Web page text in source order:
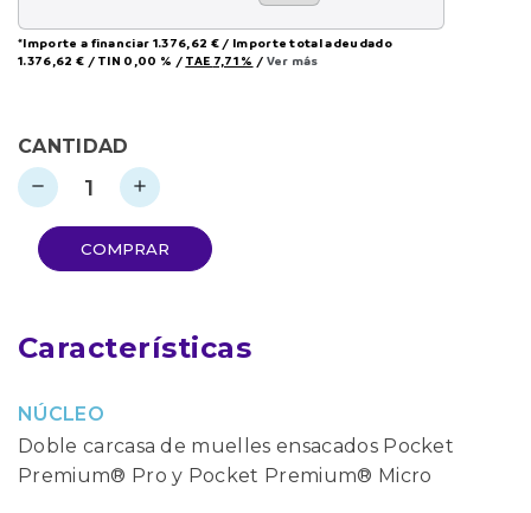
*Importe a financiar 1.376,62 € / Importe total adeudado
1.376,62 € / TIN 0,00 % / TAE 7,71 % / Ver más
CANTIDAD
remove add
COMPRAR
Características
NÚCLEO
Doble carcasa de muelles ensacados Pocket
Premium® Pro y Pocket Premium® Micro